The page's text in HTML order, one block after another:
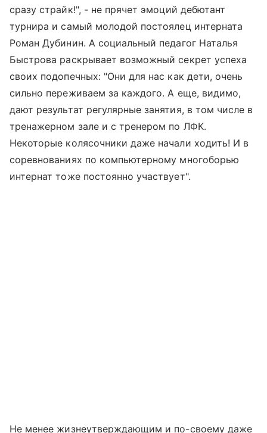
сразу страйк!", - не прячет эмоций дебютант
турнира и самый молодой постоялец интерната
Роман Дубинин. А социальный педагог Наталья
Быстрова раскрывает возможный секрет успеха
своих подопечных: "Они для нас как дети, очень
сильно переживаем за каждого. А еще, видимо,
дают результат регулярные занятия, в том числе в
тренажерном зале и с тренером по ЛФК.
Некоторые колясочники даже начали ходить! И в
соревнованиях по компьютерному многоборью
интернат тоже постоянно участвует".
Не менее жизнеутверждающим и по-своему даже